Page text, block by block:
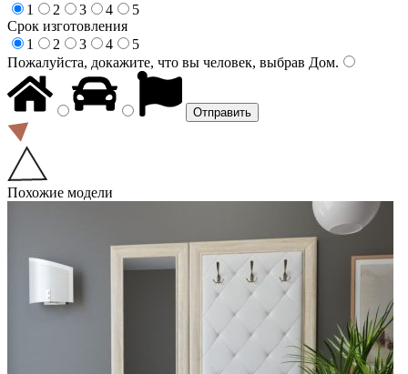
1
2 3 4
5
Срок изготовления
1
2 3 4
5
Пожалуйста, докажите, что вы человек, выбрав Дом.
Похожие модели